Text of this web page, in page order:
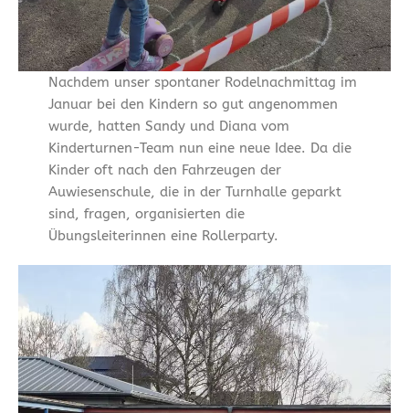
Nachdem unser spontaner Rodelnachmittag im
Januar bei den Kindern so gut angenommen
wurde, hatten Sandy und Diana vom
Kinderturnen-Team nun eine neue Idee. Da die
Kinder oft nach den Fahrzeugen der
Auwiesenschule, die in der Turnhalle geparkt
sind, fragen, organisierten die
Übungsleiterinnen eine Rollerparty.